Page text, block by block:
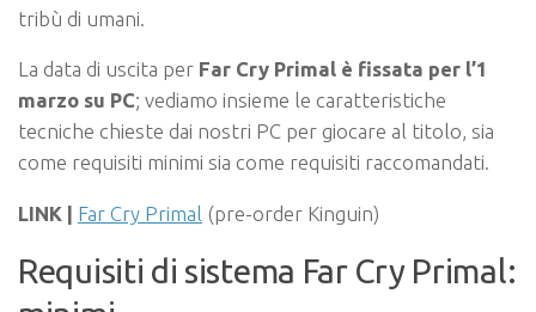
tribù di umani.
La data di uscita per Far Cry Primal è fissata per l’1
marzo su PC; vediamo insieme le caratteristiche
tecniche chieste dai nostri PC per giocare al titolo, sia
come requisiti minimi sia come requisiti raccomandati.
LINK | Far Cry Primal (pre-order Kinguin)
Requisiti di sistema Far Cry Primal: